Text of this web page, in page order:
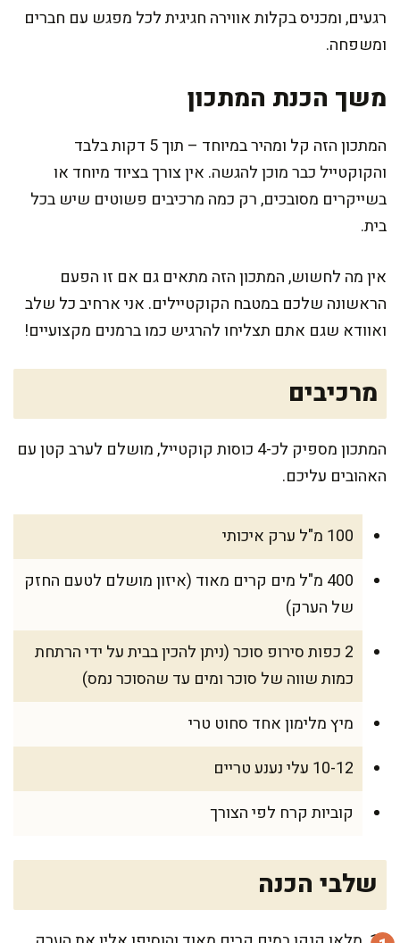
רגעים, ומכניס בקלות אווירה חגיגית לכל מפגש עם חברים
ומשפחה.
משך הכנת המתכון
המתכון הזה קל ומהיר במיוחד – תוך 5 דקות בלבד
והקוקטייל כבר מוכן להגשה. אין צורך בציוד מיוחד או
בשייקרים מסובכים, רק כמה מרכיבים פשוטים שיש בכל
בית.
אין מה לחשוש, המתכון הזה מתאים גם אם זו הפעם
הראשונה שלכם במטבח הקוקטיילים. אני ארחיב כל שלב
ואוודא שגם אתם תצליחו להרגיש כמו ברמנים מקצועיים!
מרכיבים
המתכון מספיק לכ-4 כוסות קוקטייל, מושלם לערב קטן עם
האהובים עליכם.
100 מ"ל ערק איכותי
400 מ"ל מים קרים מאוד (איזון מושלם לטעם החזק
של הערק)
2 כפות סירופ סוכר (ניתן להכין בבית על ידי הרתחת
כמות שווה של סוכר ומים עד שהסוכר נמס)
מיץ מלימון אחד סחוט טרי
10-12 עלי נענע טריים
קוביות קרח לפי הצורך
שלבי הכנה